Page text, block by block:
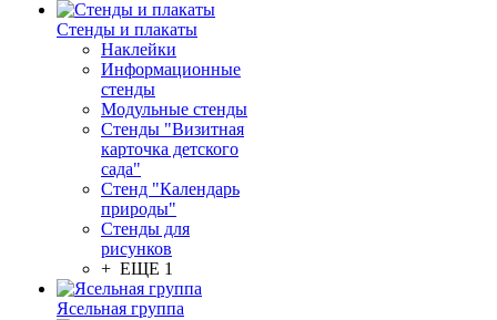
Стенды и плакаты
Наклейки
Информационные
стенды
Модульные стенды
Стенды "Визитная
карточка детского
сада"
Стенд "Календарь
природы"
Стенды для
рисунков
+ ЕЩЕ 1
Ясельная группа